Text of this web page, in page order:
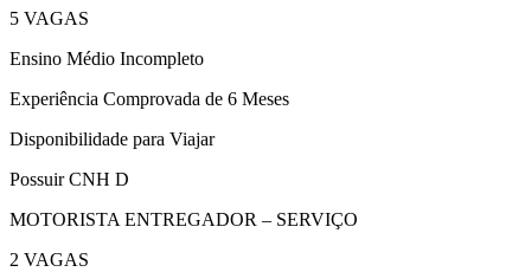
5 VAGAS
Ensino Médio Incompleto
Experiência Comprovada de 6 Meses
Disponibilidade para Viajar
Possuir CNH D
MOTORISTA ENTREGADOR – SERVIÇO
2 VAGAS